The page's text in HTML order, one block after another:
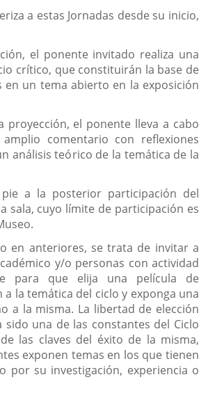
a estas Jornadas desde su inicio,
el ponente invitado realiza una
crítico, que constituirán la base de
en un tema abierto en la exposición
proyección, el ponente lleva a cabo
comentario con reflexiones
análisis teórico de la temática de la
a la posterior participación del
sala, cuyo límite de participación es
en anteriores, se trata de invitar a
y/o personas con actividad
para que elija una película de
la temática del ciclo y exponga una
a la misma. La libertad de elección
sido una de las constantes del Ciclo
las claves del éxito de la misma,
exponen temas en los que tienen
por su investigación, experiencia o